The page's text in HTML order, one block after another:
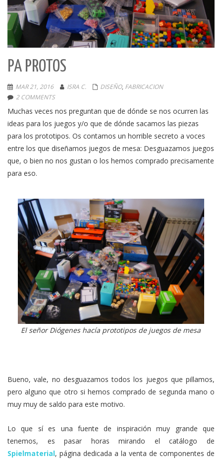
PA PROTOS
MAR 21, 2016 ISRA C. DISEÑO, FABRICACION
2 COMMENTS
Muchas veces nos preguntan que de dónde se nos ocurren las
ideas para los juegos y/o que de dónde sacamos las piezas
para los prototipos. Os contamos un horrible secreto a voces
entre los que diseñamos juegos de mesa: Desguazamos juegos
que, o bien no nos gustan o los hemos comprado precisamente
para eso.
El señor Diógenes hacía prototipos de juegos de mesa
Bueno, vale, no desguazamos todos los juegos que pillamos,
pero alguno que otro si hemos comprado de segunda mano o
muy muy de saldo para este motivo.
Lo que sí es una fuente de inspiración muy grande que
tenemos, es pasar horas mirando el catálogo de
Spielmaterial, página dedicada a la venta de componentes de